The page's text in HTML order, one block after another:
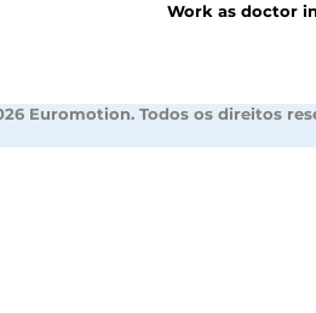
Work as doctor
Euromotion. Todos os direitos